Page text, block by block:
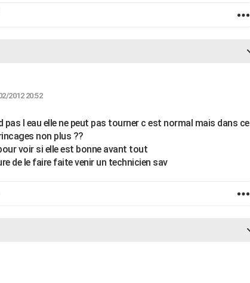
2012 20:52
pas l eau elle ne peut pas tourner c est normal mais dans ce
non plus ??
voir si elle est bonne avant tout
de le faire faite venir un technicien sav